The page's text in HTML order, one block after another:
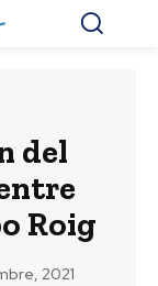
del
Roig
2021